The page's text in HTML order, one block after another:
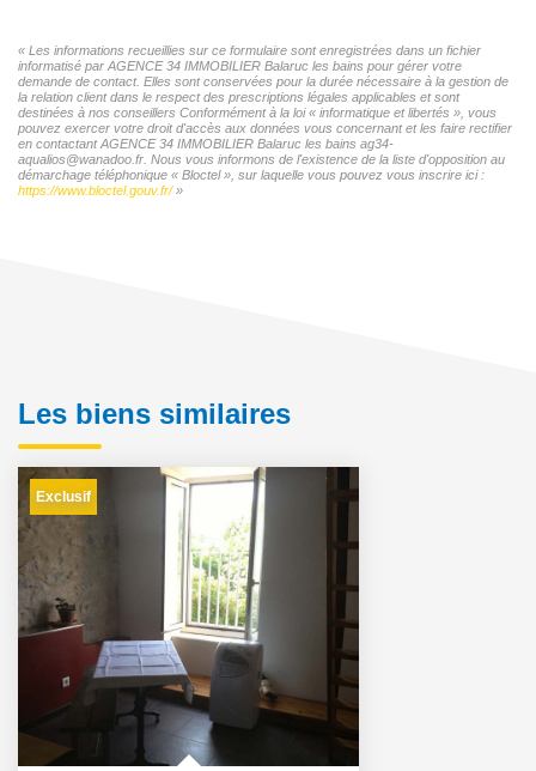
« Les informations recueillies sur ce formulaire sont enregistrées dans un fichier
informatisé par AGENCE 34 IMMOBILIER Balaruc les bains pour gérer votre
demande de contact. Elles sont conservées pour la durée nécessaire à la gestion de
la relation client dans le respect des prescriptions légales applicables et sont
destinées à nos conseillers Conformément à la loi « informatique et libertés », vous
pouvez exercer votre droit d'accès aux données vous concernant et les faire rectifier
en contactant AGENCE 34 IMMOBILIER Balaruc les bains ag34-
aqualios@wanadoo.fr. Nous vous informons de l'existence de la liste d'opposition au
démarchage téléphonique « Bloctel », sur laquelle vous pouvez vous inscrire ici :
https://www.bloctel.gouv.fr/»
Les biens similaires
Exclusif